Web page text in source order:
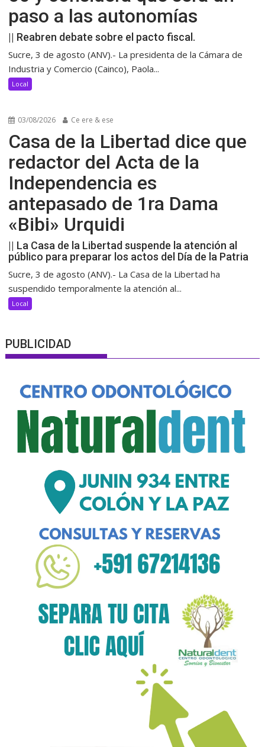
paso a las autonomías
|| Reabren debate sobre el pacto fiscal.
Sucre, 3 de agosto (ANV).- La presidenta de la Cámara de
Industria y Comercio (Cainco), Paola...
Local
03/08/2026 Ce ere & ese
Casa de la Libertad dice que
redactor del Acta de la
Independencia es
antepasado de 1ra Dama
«Bibi» Urquidi
|| La Casa de la Libertad suspende la atención al
público para preparar los actos del Día de la Patria
Sucre, 3 de agosto (ANV).- La Casa de la Libertad ha
suspendido temporalmente la atención al...
Local
PUBLICIDAD